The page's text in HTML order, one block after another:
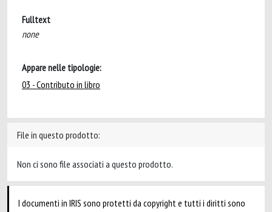
Fulltext
none
Appare nelle tipologie:
03 - Contributo in libro
File in questo prodotto:
Non ci sono file associati a questo prodotto.
I documenti in IRIS sono protetti da copyright e tutti i diritti sono